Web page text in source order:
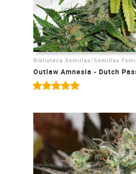
Biblioteca Semillas /Semillas
Outlaw Amnesia - Dutch